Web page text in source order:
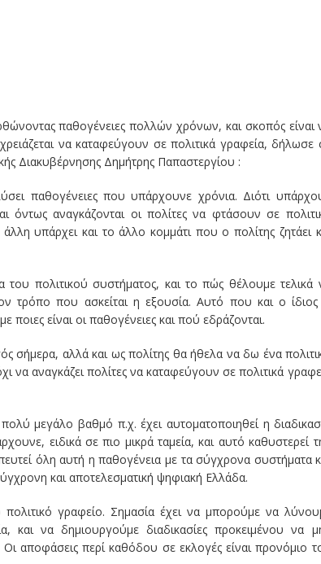
παθογένειες πολλών χρόνων, και σκοπός είναι
να καταφεύγουν σε πολιτικά γραφεία, δήλωσε
Διακυβέρνησης Δημήτρης Παπαστεργίου :
παθογένειες που υπάρχουνε χρόνια. Διότι
όντως αναγκάζονται οι πολίτες να φτάσουν σε
υπάρχει και το άλλο κομμάτι που ο πολίτης ζητάει
του πολιτικού συστήματος, και το πώς θέλουμε τελικά
τρόπο που ασκείται η εξουσία. Αυτό που και ο
είναι οι παθογένειες και πού εδράζονται.
σήμερα, αλλά και ως πολίτης θα ήθελα να δω ένα
να αναγκάζει πολίτες να καταφεύγουν σε πολιτικά
μεγάλο βαθμό π.χ. έχει αυτοματοποιηθεί η
ειδικά σε πιο μικρά ταμεία, και αυτό καθυστερεί
όλη αυτή η παθογένεια με τα σύγχρονα συστήματα
και αποτελεσματική ψηφιακή Ελλάδα.
γραφείο. Σημασία έχει να μπορούμε να
και να δημιουργούμε διαδικασίες προκειμένου να
αποφάσεις περί καθόδου σε εκλογές είναι προνόμιο